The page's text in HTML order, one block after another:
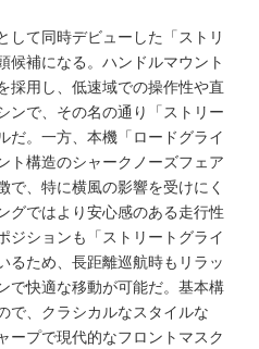
して同時デビューした「ストリ
候補になる。ハンドルマウント
採用し、低速域での操作性や直
ンで、その名の通り「ストリー
だ。一方、本機「ロードグライ
ト構造のシャークノーズフェア
で、特に横風の影響を受けにく
グではより安心感のある走行性
ジションも「ストリートグライ
るため、長距離巡航時もリラッ
で快適な移動が可能だ。基本構
で、クラシカルなスタイルな
ープで現代的なフロントマスク